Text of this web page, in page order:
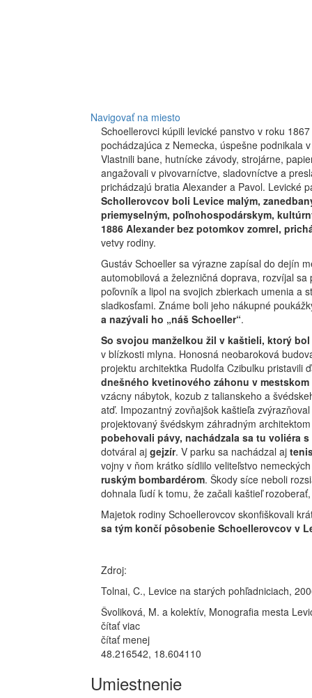
Navigovať na miesto
Schoellerovci kúpili levické panstvo v roku
pochádzajúca z Nemecka, úspešne podnikala
Vlastnili bane, hutnícke závody, strojárne,
angažovali v pivovarníctve, sladovníctve a
prichádzajú bratia Alexander a Pavol. Levické
Schollerovcov boli Levice malým,
priemyselným, poľnohospodárskym,
1886 Alexander bez potomkov zomrel,
vetvy rodiny.
Gustáv Schoeller sa výrazne zapísal do dejín
automobilová a železničná doprava, rozvíjal
poľovník a lipol na svojich zbierkach umenia a
sladkosťami. Známe boli jeho nákupné
a nazývali ho „náš Schoeller“.
So svojou manželkou žil v kaštieli, ktorý
v blízkosti mlyna. Honosná neobaroková
projektu architektka Rudolfa Czibulku pristavili
dnešného kvetinového záhonu v mestskom
vzácny nábytok, kozub z talianskeho a
atď. Impozantný zovňajšok kaštieľa zvýrazňoval
projektovaný švédskym záhradným
pobehovali pávy, nachádzala sa tu voliéra
dotváral aj gejzír. V parku sa nachádzal aj
vojny v ňom krátko sídlilo veliteľstvo
ruským bombardérom. Škody síce neboli
dohnala ľudí k tomu, že začali kaštieľ
Majetok rodiny Schoellerovcov skonfiškovali
sa tým končí pôsobenie Schoellerovcov v
Zdroj:
Tolnai, C., Levice na starých pohľadniciach,
Švoliková, M. a kolektív, Monografia mesta
čítať viac
čítať menej
48.216542, 18.604110
Umiestnenie